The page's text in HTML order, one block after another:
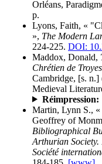
Orléans,
p.
Lyons, Faith, «
», The Modern
224-225. DOI:
Maddox, Donald,
Chrétien de
Cambridge, [s. n.]
Medieval
Réimpression:
Martin, Lynn S., «
Geoffrey of
Bibliographical
Arthurian
Société